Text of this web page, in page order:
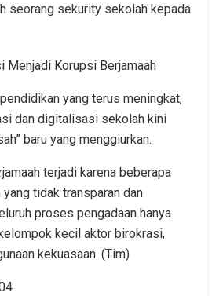
seorang sekurity sekolah kepada
Menjadi Korupsi Berjamaah
yang terus meningkat,
dan digitalisasi sekolah kini
baru yang menggiurkan.
terjadi karena beberapa
tidak transparan dan
proses pengadaan hanya
kecil aktor birokrasi,
kekuasaan. (Tim)